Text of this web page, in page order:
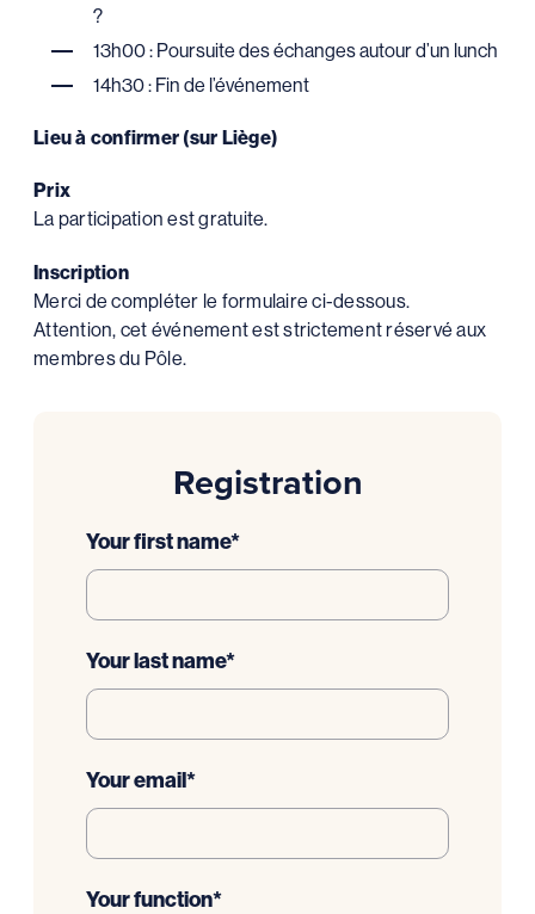
?
13h00 : Poursuite des échanges autour d’un lunch
14h30 : Fin de l’événement
Lieu à confirmer (sur Liège)
Prix
La participation est gratuite.
Inscription
Merci de compléter le formulaire ci-dessous.
Attention, cet événement est strictement réservé aux
membres du Pôle.
Registration
Your first name*
Your last name*
Your email*
Your function*